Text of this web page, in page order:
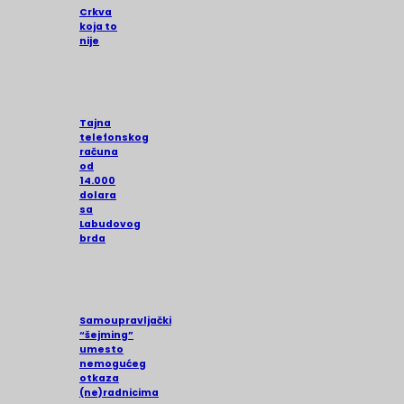
Crkva
koja to
nije
Tajna
telefonskog
računa
od
14.000
dolara
sa
Labudovog
brda
Samoupravljački
“šejming”
umesto
nemogućeg
otkaza
(ne)radnicima